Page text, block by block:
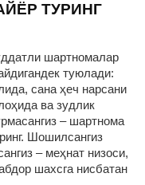
ТУРИНГ
шартномалар
туюлади:
сана ҳеч нарсани
ва зудлик
– шартнома
Шошилсангиз
– меҳнат низоси,
шахсга нисбатан